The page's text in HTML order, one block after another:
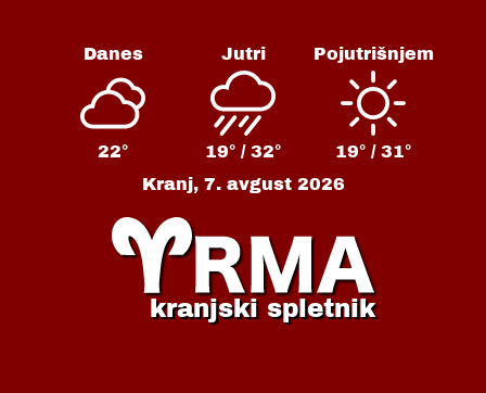
Danes
22°
Jutri
19° / 32°
Pojutrišnjem
19° / 31°
Kranj, 7. avgust 2026
kranjski spletnik